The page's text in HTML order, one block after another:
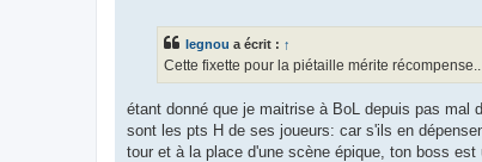
legnou a écrit : ↑
Cette fixette pour la piétaille mérite récompense..
étant donné que je maitrise à BoL depuis pas mal
sont les pts H de ses joueurs: car s'ils en
tour et à la place d'une scène épique, ton boss